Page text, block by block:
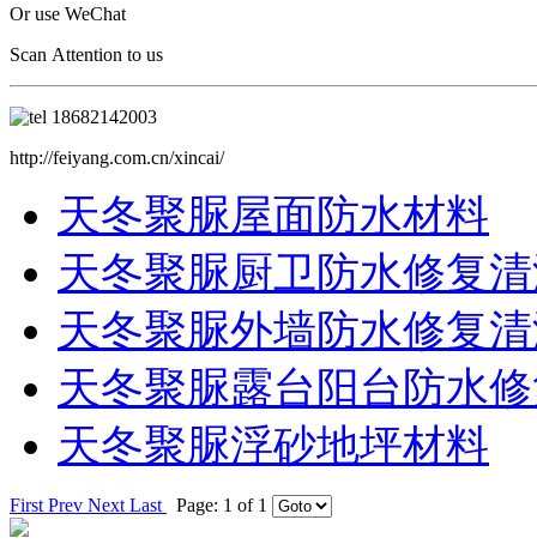
Or use WeChat
Scan Attention to us
18682142003
http://feiyang.com.cn/xincai/
天冬聚脲屋面防水材料
天冬聚脲厨卫防水修复
天冬聚脲外墙防水修复
天冬聚脲露台阳台防水
天冬聚脲浮砂地坪材料
First Prev Next Last Page: 1 of 1